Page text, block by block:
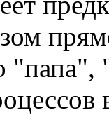
"папа",